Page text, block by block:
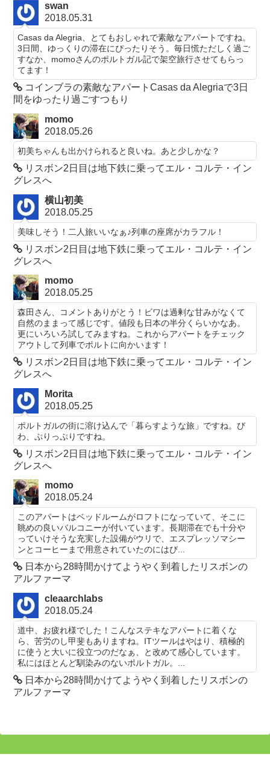
swan
2018.05.31
Casas da Alegria、とてもおしゃれで素敵なアパートですね。
3日間、ゆっくりの滞在にぴったりそう。毎日慌ただしく過ご
すなか、momoさんのポルトガル記で架空旅行させてもらっ
てます！
コインブラの素敵なアパートCasas da Alegriaで3日
間をゆったり過ごすつもり
momo
2018.05.26
初美ちゃんも出かけられると良いね。あと少しかな？
リスボン2日目は地下鉄に乗ってエル・コルテ・イン
グレスへ
横山初美
2018.05.25
美味しそう！二人旅いいなぁ♪列車の座席がカラフル！
リスボン2日目は地下鉄に乗ってエル・コルテ・イン
グレスへ
momo
2018.05.25
森田さん、コメントありがとう！ビワは過剰な甘みがなくて
自然のままって感じです。値段も日本の半分くらいかなあ。
更にいろいろ試してみますね。これからアパートをチェック
アウトして列車でポルトに向かいます！
リスボン2日目は地下鉄に乗ってエル・コルテ・イン
グレスへ
Morita
2018.05.25
ポルトガルの街に溶け込んで「暮らすような旅」ですね。び
わ、ぷりっぷりですね。
リスボン2日目は地下鉄に乗ってエル・コルテ・イン
グレスへ
momo
2018.05.24
このアパートはベッドルームがロフトになっていて、そこに
眺めの良いバルコニーが付いています。長期滞在でも十分や
っていけそうな充実した設備がウリで、エスプレッソマシー
ンとコーヒーまで用意されていたのにはび...
日本から28時間かけてようやく到着したリスボンの
アルファーマ
cleaarchlabs
2018.05.24
道中、お疲れ様でした！こんなステキなアパートに着くな
ら、苦労のし甲斐もありますね。ITツールはやはり、積極的
に使うと大いに役立つのだなぁ、と改めて感心しています。
私にはほとんど馴染みのないポルトガル。...
日本から28時間かけてようやく到着したリスボンの
アルファーマ